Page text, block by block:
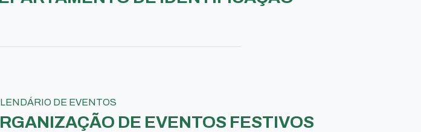
DE EVENTOS
DE EVENTOS FESTIVOS